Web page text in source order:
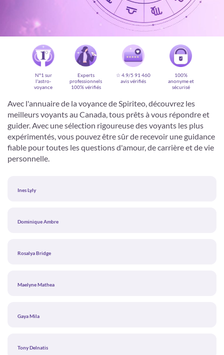
Voyance privée en ligne par téléphone, chat ou mail.
99% de clients satisfaits, avis authentiques !
N°1 sur
l'astro-
voyance
Experts
professionnels
100% vérifiés
☆ 4.9/5 91 460
avis vérifiés
100%
anonyme et
sécurisé
Avec l'annuaire de la voyance de Spiriteo, découvrez les
meilleurs voyants au Canada, tous prêts à vous répondre et
guider. Avec une sélection rigoureuse des voyants les plus
expérimentés, vous pouvez être sûr de recevoir une guidance
fiable pour toutes les questions d'amour, de carrière et de vie
personnelle.
Ines Lyly
Dominique Ambre
Rosalya Bridge
Maelyne Mathea
Gaya Mila
Tony Delnatis